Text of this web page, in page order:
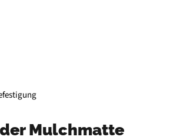
Mulchmatte